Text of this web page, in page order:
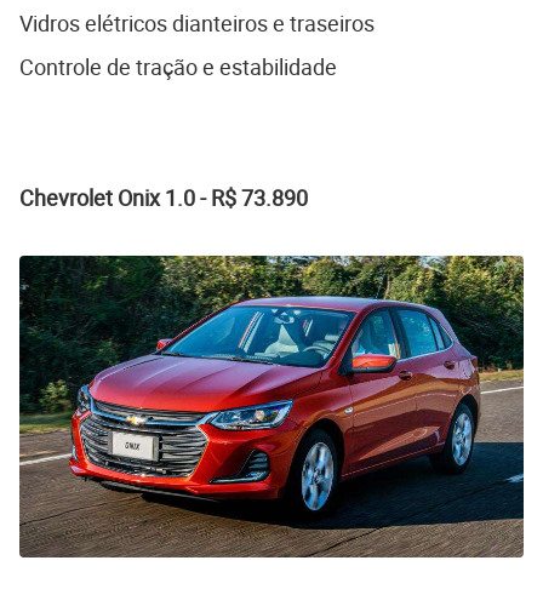
Vidros elétricos dianteiros e traseiros
Controle de tração e estabilidade
Chevrolet Onix 1.0 - R$ 73.890